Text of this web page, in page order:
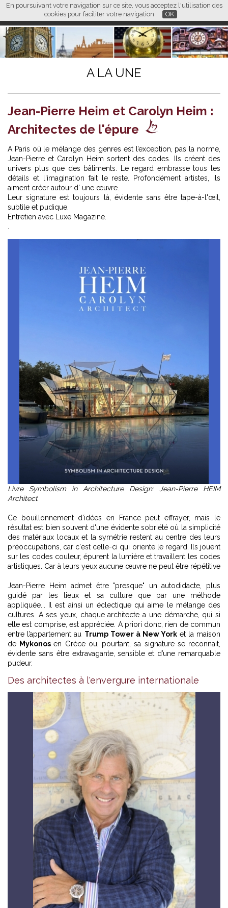
En poursuivant votre navigation sur ce site, vous acceptez l'utilisation des
cookies pour faciliter votre navigation.
OK
FR EN CN
L M
A LA UNE
Jean-Pierre Heim et Carolyn Heim :
Architectes de l'épure
A Paris où le mélange des genres est l’exception, pas la norme,
Jean-Pierre et Carolyn Heim sortent des codes. Ils créent des
univers plus que des bâtiments. Le regard embrasse tous les
détails et l'imagination fait le reste. Profondément artistes, ils
aiment créer autour d' une œuvre.
Leur signature est toujours là, évidente sans être tape-à-l'œil,
subtile et pudique.
Entretien avec Luxe Magazine.
Livre Symbolism in Architecture Design: Jean-Pierre HEIM
Architect
Ce bouillonnement d'idées en France peut effrayer, mais le
résultat est bien souvent d'une évidente sobriété où la simplicité
des matériaux locaux et la symétrie restent au centre des leurs
préoccupations, car c'est celle-ci qui oriente le regard. Ils jouent
sur les codes couleur, épurent la lumière et travaillent les codes
artistiques. Car à leurs yeux aucune œuvre ne peut être répétitive
Jean-Pierre Heim admet être "presque" un autodidacte, plus
guidé par les lieux et sa culture que par une méthode
appliquée... Il est ainsi un éclectique qui aime le mélange des
cultures. A ses yeux, chaque architecte a une démarche, qui si
elle est comprise, est appréciée. A priori donc, rien de commun
entre l’appartement au Trump Tower à New York et la maison
de Mykonosen Grèce ou, pourtant, sa signature se reconnait,
évidente sans être extravagante, sensible et d’une remarquable
pudeur.
Des architectes à l'envergure internationale